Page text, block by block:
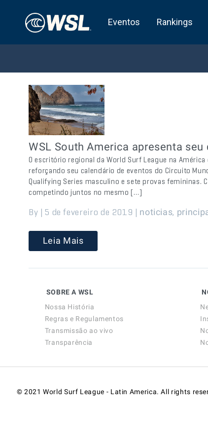
Eventos Rankings
WSL South America apresenta
O escritório regional da World Surf League na
reforçando seu calendário de eventos do Circuito
Qualifying Series masculino e sete provas femininas.
competindo juntos no mesmo […]
By | 5 de fevereiro de 2019 | noticias,
Leia Mais
SOBRE A WSL
Nossa História
Regras e Regulamentos
Transmissão ao vivo
Transparência
© 2021 World Surf League - Latin America. All rights